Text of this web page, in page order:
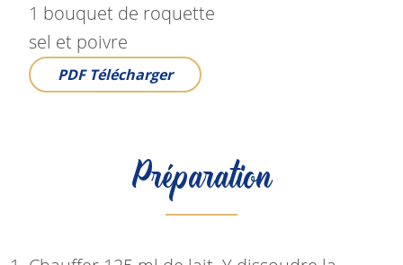
1 bouquet de roquette
sel et poivre
PDFTélécharger
Préparation